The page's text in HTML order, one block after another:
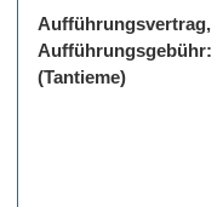
Aufführungsvertrag,
Aufführungsgebühr:
(Tantieme)